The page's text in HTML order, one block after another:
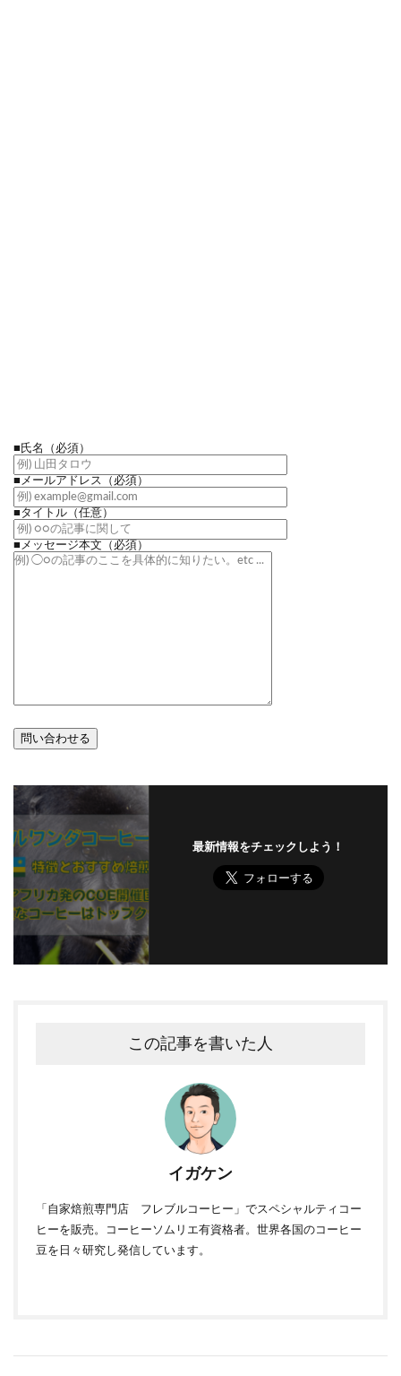
■氏名 （必須）
■メールアドレス （必須）
■タイトル （任意）
■メッセージ本文 （必須）
最新情報をチェックしよう！
この記事を書いた人
イガケン
「自家焙煎専門店 フレブルコーヒー」でスペシャルティコー
ヒーを販売。コーヒーソムリエ有資格者。世界各国のコーヒー
豆を日々研究し発信しています。